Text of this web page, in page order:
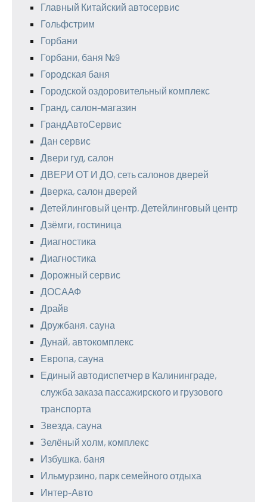
Главный Китайский автосервис
Гольфстрим
Горбани
Горбани, баня №9
Городская баня
Городской оздоровительный комплекс
Гранд, салон-магазин
ГрандАвтоСервис
Дан сервис
Двери гуд, салон
ДВЕРИ ОТ И ДО, сеть салонов дверей
Дверка, салон дверей
Детейлинговый центр, Детейлинговый центр
Дзёмги, гостиница
Диагностика
Диагностика
Дорожный сервис
ДОСААФ
Драйв
Дружбаня, сауна
Дунай, автокомплекс
Европа, сауна
Единый автодиспетчер в Калининграде,
служба заказа пассажирского и грузового
транспорта
Звезда, сауна
Зелёный холм, комплекс
Избушка, баня
Ильмурзино, парк семейного отдыха
Интер-Авто